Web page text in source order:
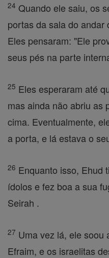
24 Quando ele saiu, os
portas da sala do andar
Eles pensaram: "Ele
seus pés na parte
25 Eles esperaram até
mas ainda não abriu as
cima. Eventualmente,
a porta, e lá estava o
26 Enquanto isso, Ehud
ídolos e fez boa a sua
Seirah .
27 Uma vez lá, ele soou
Efraim, e os israelitas